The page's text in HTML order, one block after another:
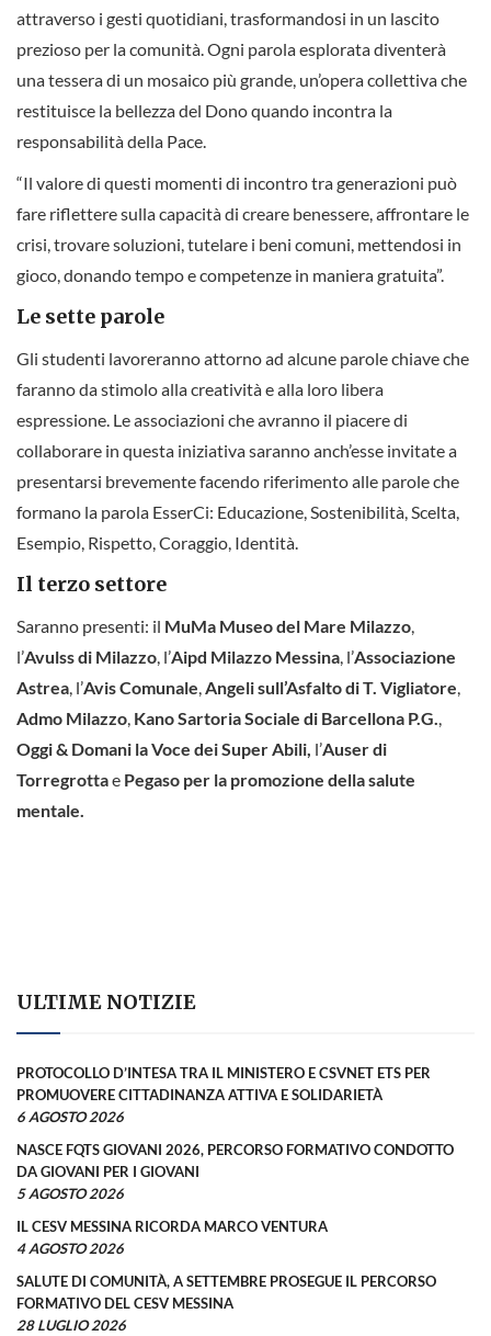
attraverso i gesti quotidiani, trasformandosi in un lascito
prezioso per la comunità. Ogni parola esplorata diventerà
una tessera di un mosaico più grande, un’opera collettiva che
restituisce la bellezza del Dono quando incontra la
responsabilità della Pace.
“Il valore di questi momenti di incontro tra generazioni può
fare riflettere sulla capacità di creare benessere, affrontare le
crisi, trovare soluzioni, tutelare i beni comuni, mettendosi in
gioco, donando tempo e competenze in maniera gratuita”.
Le sette parole
Gli studenti lavoreranno attorno ad alcune parole chiave che
faranno da stimolo alla creatività e alla loro libera
espressione. Le associazioni che avranno il piacere di
collaborare in questa iniziativa saranno anch’esse invitate a
presentarsi brevemente facendo riferimento alle parole che
formano la parola EsserCi: Educazione, Sostenibilità, Scelta,
Esempio, Rispetto, Coraggio, Identità.
Il terzo settore
Saranno presenti: il MuMa Museo del Mare Milazzo,
l’Avulss di Milazzo, l’Aipd Milazzo Messina, l’Associazione
Astrea, l’Avis Comunale,Angeli sull’Asfalto di T. Vigliatore,
Admo Milazzo, Kano Sartoria Sociale di Barcellona P.G.,
Oggi & Domani la Voce dei Super Abili, l’Auser di
Torregrottae Pegaso per la promozione della salute
mentale.
ULTIME NOTIZIE
PROTOCOLLO D’INTESA TRA IL MINISTERO E CSVNET ETS PER
PROMUOVERE CITTADINANZA ATTIVA E SOLIDARIETÀ
6 AGOSTO 2026
NASCE FQTS GIOVANI 2026, PERCORSO FORMATIVO CONDOTTO
DA GIOVANI PER I GIOVANI
5 AGOSTO 2026
IL CESV MESSINA RICORDA MARCO VENTURA
4 AGOSTO 2026
SALUTE DI COMUNITÀ, A SETTEMBRE PROSEGUE IL PERCORSO
FORMATIVO DEL CESV MESSINA
28 LUGLIO 2026